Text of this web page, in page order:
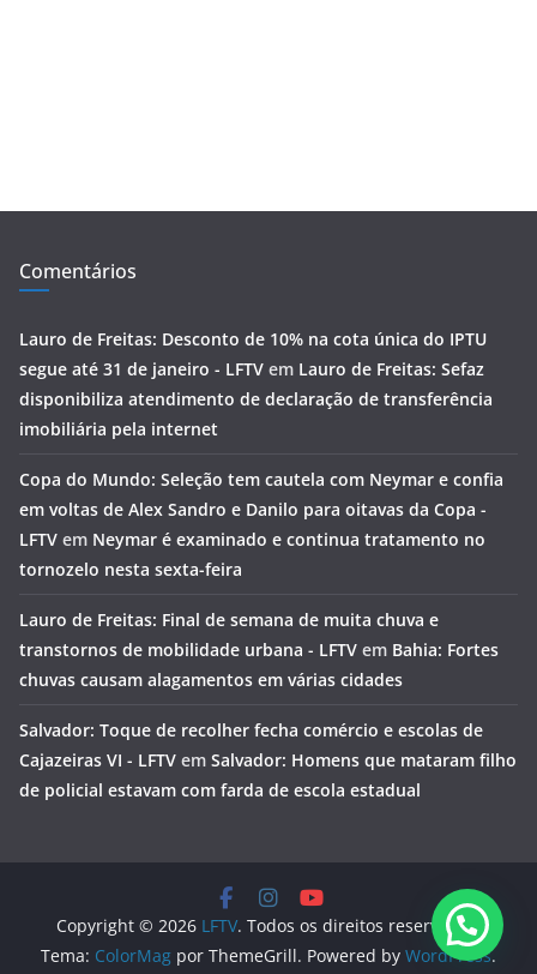
Comentários
Lauro de Freitas: Desconto de 10% na cota única do IPTU
segue até 31 de janeiro - LFTV em Lauro de Freitas: Sefaz
disponibiliza atendimento de declaração de transferência
imobiliária pela internet
Copa do Mundo: Seleção tem cautela com Neymar e confia
em voltas de Alex Sandro e Danilo para oitavas da Copa -
LFTV em Neymar é examinado e continua tratamento no
tornozelo nesta sexta-feira
Lauro de Freitas: Final de semana de muita chuva e
transtornos de mobilidade urbana - LFTV em Bahia: Fortes
chuvas causam alagamentos em várias cidades
Salvador: Toque de recolher fecha comércio e escolas de
Cajazeiras VI - LFTV em Salvador: Homens que mataram filho
de policial estavam com farda de escola estadual
Copyright © 2026 LFTV. Todos os direitos reservados.
Tema: ColorMag por ThemeGrill. Powered by WordPress.